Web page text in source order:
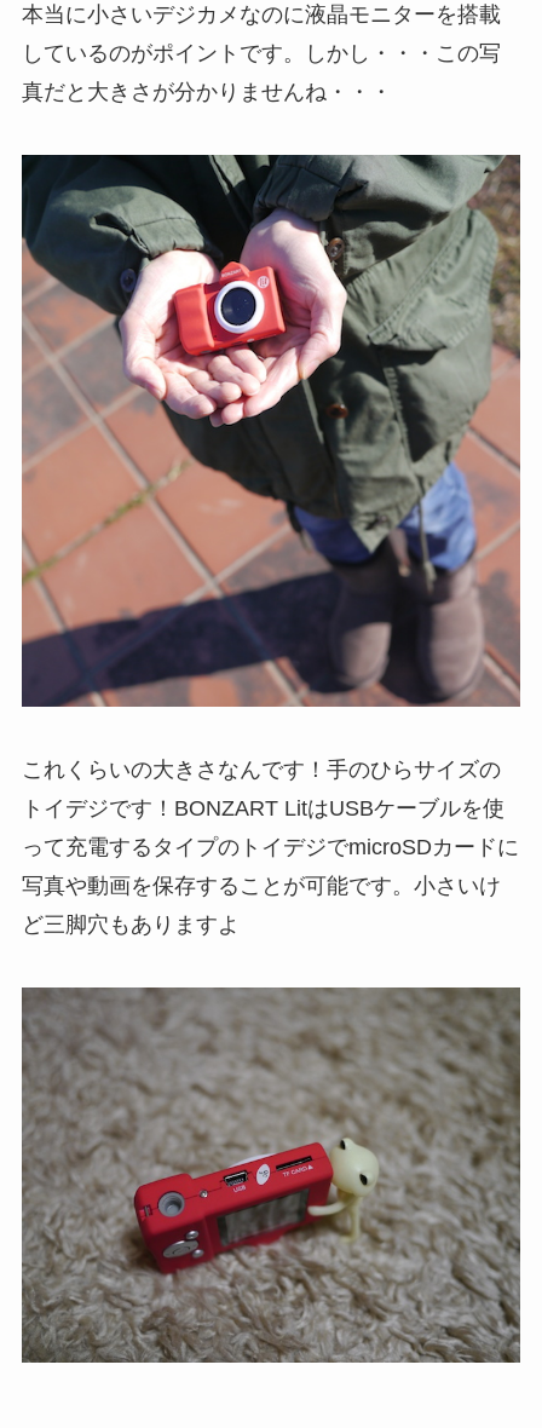
本当に小さいデジカメなのに液晶モニターを搭載
しているのがポイントです。しかし・・・この写
真だと大きさが分かりませんね・・・
これくらいの大きさなんです！手のひらサイズの
トイデジです！BONZART LitはUSBケーブルを使
って充電するタイプのトイデジでmicroSDカードに
写真や動画を保存することが可能です。小さいけ
ど三脚穴もありますよ